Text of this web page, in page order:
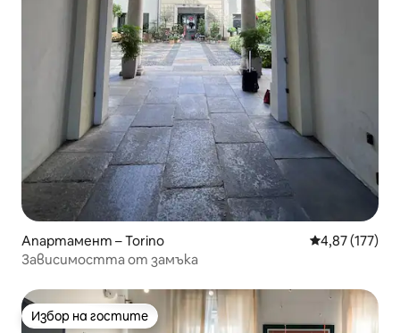
Апартамент – Torino Средна
4,87 (177)
Зависимостта от замъка
Избор на гостите
Избор на гостите